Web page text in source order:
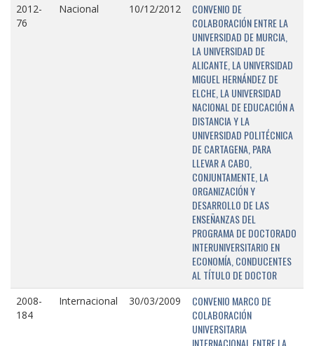
2012-
76
Nacional 10/12/2012
CONVENIO DE
COLABORACIÓN ENTRE LA
UNIVERSIDAD DE MURCIA,
LA UNIVERSIDAD DE
ALICANTE, LA UNIVERSIDAD
MIGUEL HERNÁNDEZ DE
ELCHE, LA UNIVERSIDAD
NACIONAL DE EDUCACIÓN A
DISTANCIA Y LA
UNIVERSIDAD POLITÉCNICA
DE CARTAGENA, PARA
LLEVAR A CABO,
CONJUNTAMENTE, LA
ORGANIZACIÓN Y
DESARROLLO DE LAS
ENSEÑANZAS DEL
PROGRAMA DE DOCTORADO
INTERUNIVERSITARIO EN
ECONOMÍA, CONDUCENTES
AL TÍTULO DE DOCTOR
2008-
184
Internacional 30/03/2009
CONVENIO MARCO DE
COLABORACIÓN
UNIVERSITARIA
INTERNACIONAL ENTRE LA